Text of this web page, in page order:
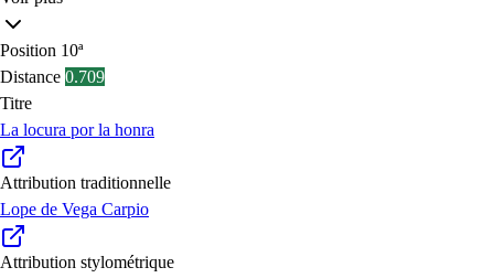
Position 10ª
Distance 0.709
Titre
La locura por la honra
Attribution traditionnelle
Lope de Vega Carpio
Attribution stylométrique